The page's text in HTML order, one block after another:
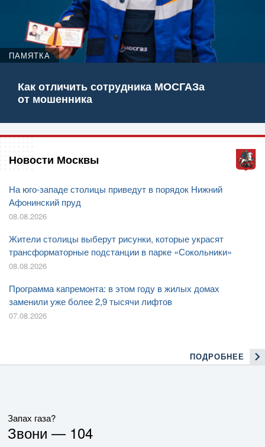
ПАМЯТКА
Как отличить сотрудника МОСГАЗа
от мошенника
Новости Москвы
На юго-западе столицы приведут в порядок Нижний
Афонинский пруд
08.08.2026
Жители столицы выберут рисунки, которые украсят
трансформаторные подстанции в парке «Сокольники»
08.08.2026
Программа капремонта: в этом году в жилых домах
заменили уже более 2,9 тысячи лифтов
07.08.2026
ПОДРОБНЕЕ
Запах газа?
Звони — 104